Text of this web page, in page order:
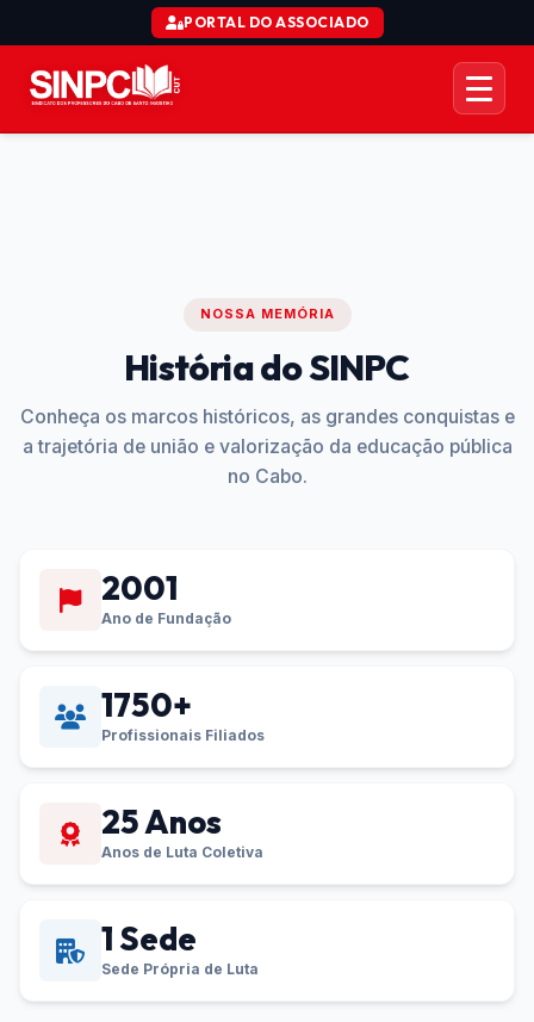
PORTAL DO ASSOCIADO
NOSSA MEMÓRIA
História do SINPC
Conheça os marcos históricos, as grandes conquistas e
a trajetória de união e valorização da educação pública
no Cabo.
2001
Ano de Fundação
1750+
Profissionais Filiados
25 Anos
Anos de Luta Coletiva
1 Sede
Sede Própria de Luta